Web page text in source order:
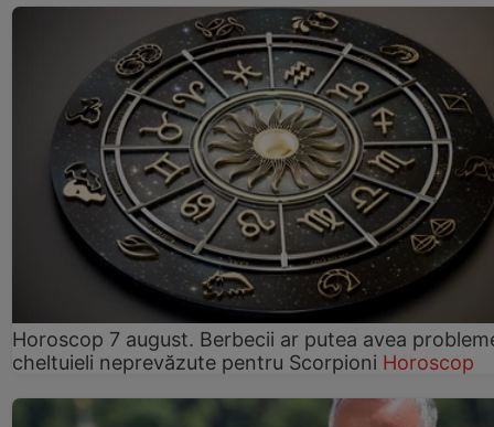
Horoscop 7 august. Berbecii ar putea avea
cheltuieli neprevăzute pentru Scorpioni Horoscop